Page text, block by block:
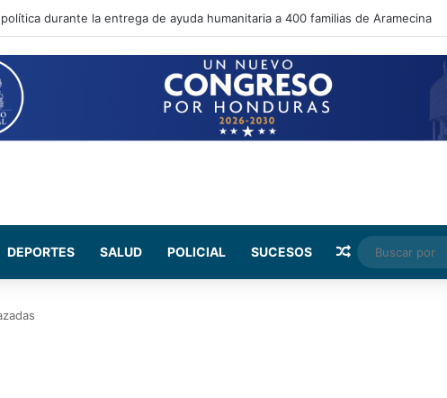
durante la entrega de ayuda humanitaria a 400 familias de Aramecina
DEPORTES SALUD POLICIAL SUCESOS Random Article